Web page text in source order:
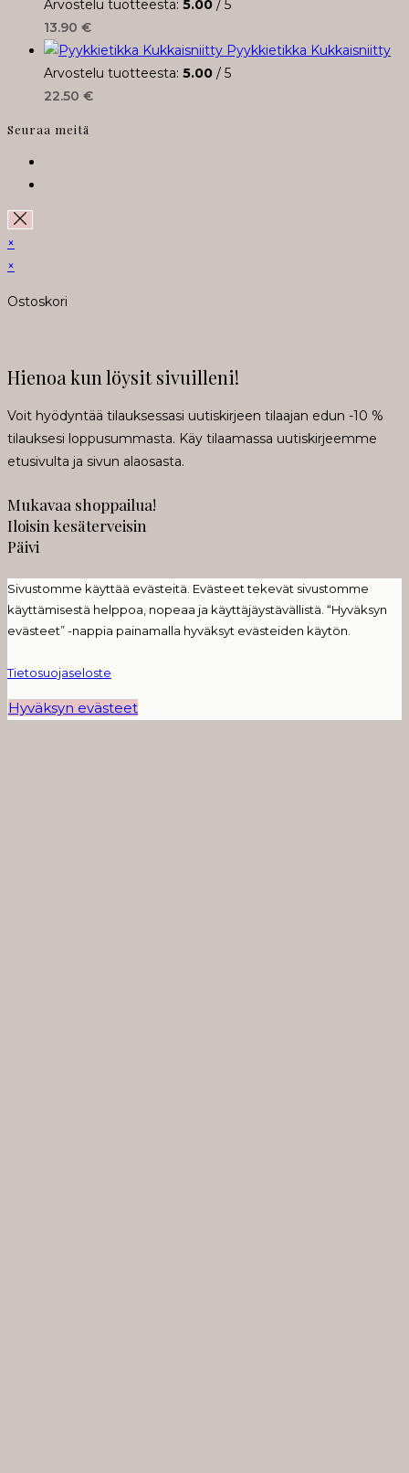
Arvostelu tuotteesta: 5.00 / 5
13.90 €
Pyykkietikka Kukkaisniitty
Arvostelu tuotteesta: 5.00 / 5
22.50 €
Seuraa meitä
×
×
Ostoskori
Hienoa kun löysit sivuilleni!
Voit hyödyntää tilauksessasi uutiskirjeen tilaajan edun -10 %
tilauksesi loppusummasta. Käy tilaamassa uutiskirjeemme
etusivulta ja sivun alaosasta.
Mukavaa shoppailua!
Iloisin kesäterveisin
Päivi
Sivustomme käyttää evästeitä. Evästeet tekevät sivustomme
käyttämisestä helppoa, nopeaa ja käyttäjäystävällistä. “Hyväksyn
evästeet” -nappia painamalla hyväksyt evästeiden käytön.
Tietosuojaseloste
Hyväksyn evästeet